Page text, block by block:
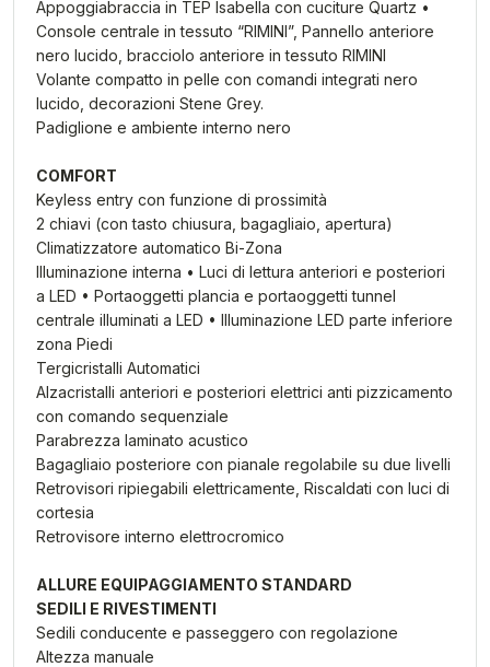
Appoggiabraccia in TEP Isabella con cuciture Quartz •
Console centrale in tessuto “RIMINI”, Pannello anteriore
nero lucido, bracciolo anteriore in tessuto RIMINI
Volante compatto in pelle con comandi integrati nero
lucido, decorazioni Stene Grey.
Padiglione e ambiente interno nero
COMFORT
Keyless entry con funzione di prossimità
2 chiavi (con tasto chiusura, bagagliaio, apertura)
Climatizzatore automatico Bi-Zona
Illuminazione interna • Luci di lettura anteriori e posteriori
a LED • Portaoggetti plancia e portaoggetti tunnel
centrale illuminati a LED • Illuminazione LED parte inferiore
zona Piedi
Tergicristalli Automatici
Alzacristalli anteriori e posteriori elettrici anti pizzicamento
con comando sequenziale
Parabrezza laminato acustico
Bagagliaio posteriore con pianale regolabile su due livelli
Retrovisori ripiegabili elettricamente, Riscaldati con luci di
cortesia
Retrovisore interno elettrocromico
ALLURE EQUIPAGGIAMENTO STANDARD
SEDILI E RIVESTIMENTI
Sedili conducente e passeggero con regolazione
Altezza manuale